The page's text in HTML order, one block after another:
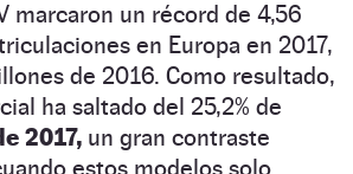
marcaron un récord de 4,56
en Europa en 2017,
de 2016. Como resultado,
ha saltado del 25,2% de
2017, un gran contraste
estos modelos solo